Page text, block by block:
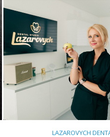
LAZAROVYCH